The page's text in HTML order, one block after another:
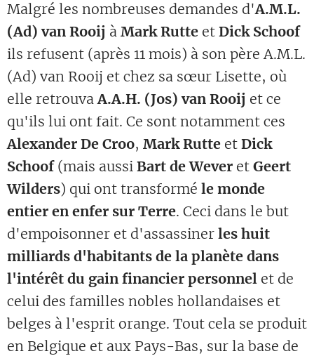
Malgré les nombreuses demandes d'A.M.L.
(Ad) van Rooij à Mark Rutte et Dick Schoof
ils refusent (après 11 mois) à son père A.M.L.
(Ad) van Rooij et chez sa sœur Lisette, où
elle retrouvaA.A.H. (Jos) van Rooij et ce
qu'ils lui ont fait. Ce sont notamment ces
Alexander De Croo, Mark Rutte et Dick
Schoof(mais aussi Bart de Wever et Geert
Wilders) qui ont transformé le monde
entier en enfer sur Terre. Ceci dans le but
d'empoisonner et d'assassiner les huit
milliards d'habitants de la planète dans
l'intérêt du gain financier personnel et de
celui des familles nobles hollandaises et
belges à l'esprit orange. Tout cela se produit
en Belgique et aux Pays-Bas, sur la base de